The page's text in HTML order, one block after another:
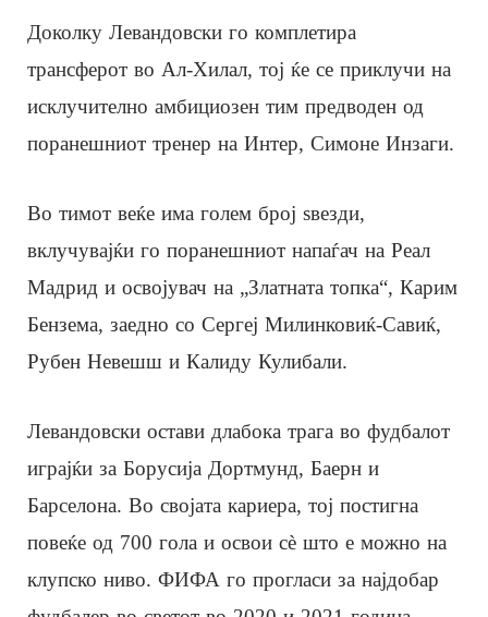
Доколку Левандовски го комплетира
трансферот во Ал-Хилал, тој ќе се приклучи на
исклучително амбициозен тим предводен од
поранешниот тренер на Интер, Симоне Инзаги.
Во тимот веќе има голем број ѕвезди,
вклучувајќи го поранешниот напаѓач на Реал
Мадрид и освојувач на „Златната топка“, Карим
Бензема, заедно со Сергеј Милинковиќ-Савиќ,
Рубен Невешш и Калиду Кулибали.
Левандовски остави длабока трага во фудбалот
играјќи за Борусија Дортмунд, Баерн и
Барселона. Во својата кариера, тој постигна
повеќе од 700 гола и освои сè што е можно на
клупско ниво. ФИФА го прогласи за најдобар